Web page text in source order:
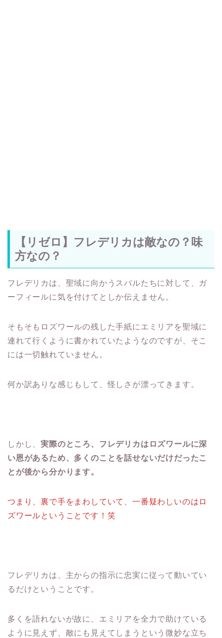
【リゼロ】フレデリカは敵なの？味
方なの？
フレデリカは、聖域に向かうスバルたちに対して、ガ
ーフィールに気を付けてとしか伝えません。
そもそもロズワールの残した手紙にエミリアを聖域に
連れて行くように書かれていたようなのですが、そこ
には一切触れていません。
何か訳ありな感じもして、怪しさが漂ってきます。
しかし、実際のところ、フレデリカはロズワールに深
い恩があるため、多くのことを話せないだけだったこ
とが後から分かります。
つまり、裏で手をまわしていて、一番疑わしいのはロ
ズワールということです！笑
フレデリカは、主からの指示に忠実に従って動いてい
るだけということです。
多くを語れないが故に、エミリアを全力で助けている
ように見えず、敵にも見えてしまうという微妙な立ち